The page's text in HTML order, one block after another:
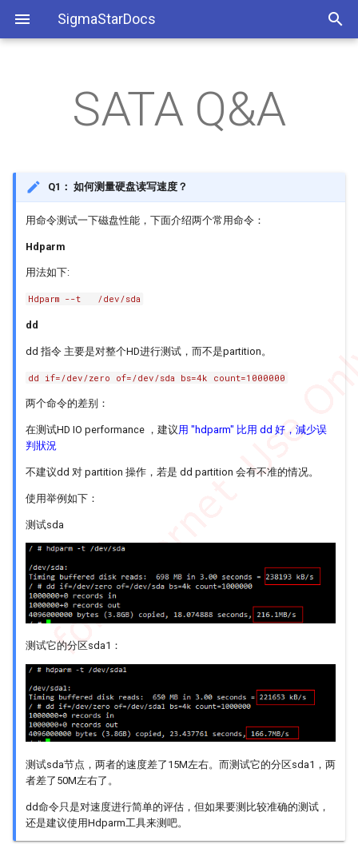
SigmaStarDocs
开发环境搭建 AEC
AO
CIPHER
DISP
IPU
IQSERVER
ISP
JPD
PANEL
RGN
SCL
BSP开发参考
I2C使用参考
GPIO使用参考
SPI使用参考
Memory Layout
应用开发参考
工具相关
图像开发参考
ISP软件开发参考
Insomd参数
FB Q&A
GFX Q&A
HDMI Q&A
ISP Q&A
JPD Q&A
LDC Q&A
RGN Q&A
SYS Q&A
VDEC Q&A
VENC Q&A
VIF Q&A
VDF Q&A
MISC Q&A
UBOOT Q&A
910Q/920G APITool环境搭建
920G GPIO复用SPI设置和调
试
Boot传参至Kernel的方法
接标清相机时XVR与不同
ADchip的搭配
静帧放大流程
SATA Q&A
Q1： 如何测量硬盘读写速度？
用命令测试一下磁盘性能，下面介绍两个常用命令：
Hdparm
用法如下:
Hdparm --t /dev/sda
dd
dd 指令 主要是对整个HD进行测试，而不是partition。
dd if=/dev/zero of=/dev/sda bs=4k count=1000000
两个命令的差别：
在测试HD IO performance ，建议用 "hdparm" 比用 dd 好，減少误
判狀況
不建议dd 对 partition 操作，若是 dd partition 会有不准的情况。
使用举例如下：
测试sda
测试它的分区sda1：
测试sda节点，两者的速度差了15M左右。而测试它的分区sda1，两
者差了50M左右了。
dd命令只是对速度进行简单的评估，但如果要测比较准确的测试，
还是建议使用Hdparm工具来测吧。